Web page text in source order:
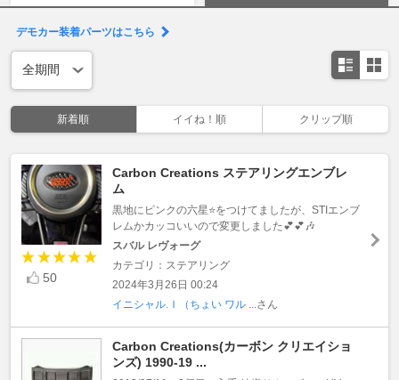
デモカー装着パーツはこちら
新着順 イイね！順 クリップ順
50
Carbon Creations ステアリングエンブレ
ム
黒地にピンクの六星⭐️をつけてましたが、STIエンブ
レムかカッコいいので変更しました💕💕🎶
スバル レヴォーグ
カテゴリ：ステアリング
2024年3月26日 00:24
イニシャル.Ｉ（ちょい ワル ... さん
Carbon Creations(カーボン クリエイショ
ンズ) 1990-19 ...